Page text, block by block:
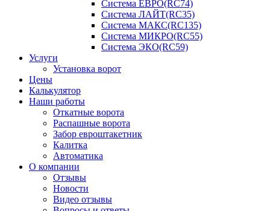
Система ЕВРО(RC74)
Система ЛАЙТ(RC35)
Система МАКС(RC135)
Система МИКРО(RC55)
Система ЭКО(RC59)
Услуги
Установка ворот
Цены
Калькулятор
Наши работы
Откатные ворота
Распашные ворота
Забор евроштакетник
Калитка
Автоматика
О компании
Отзывы
Новости
Видео отзывы